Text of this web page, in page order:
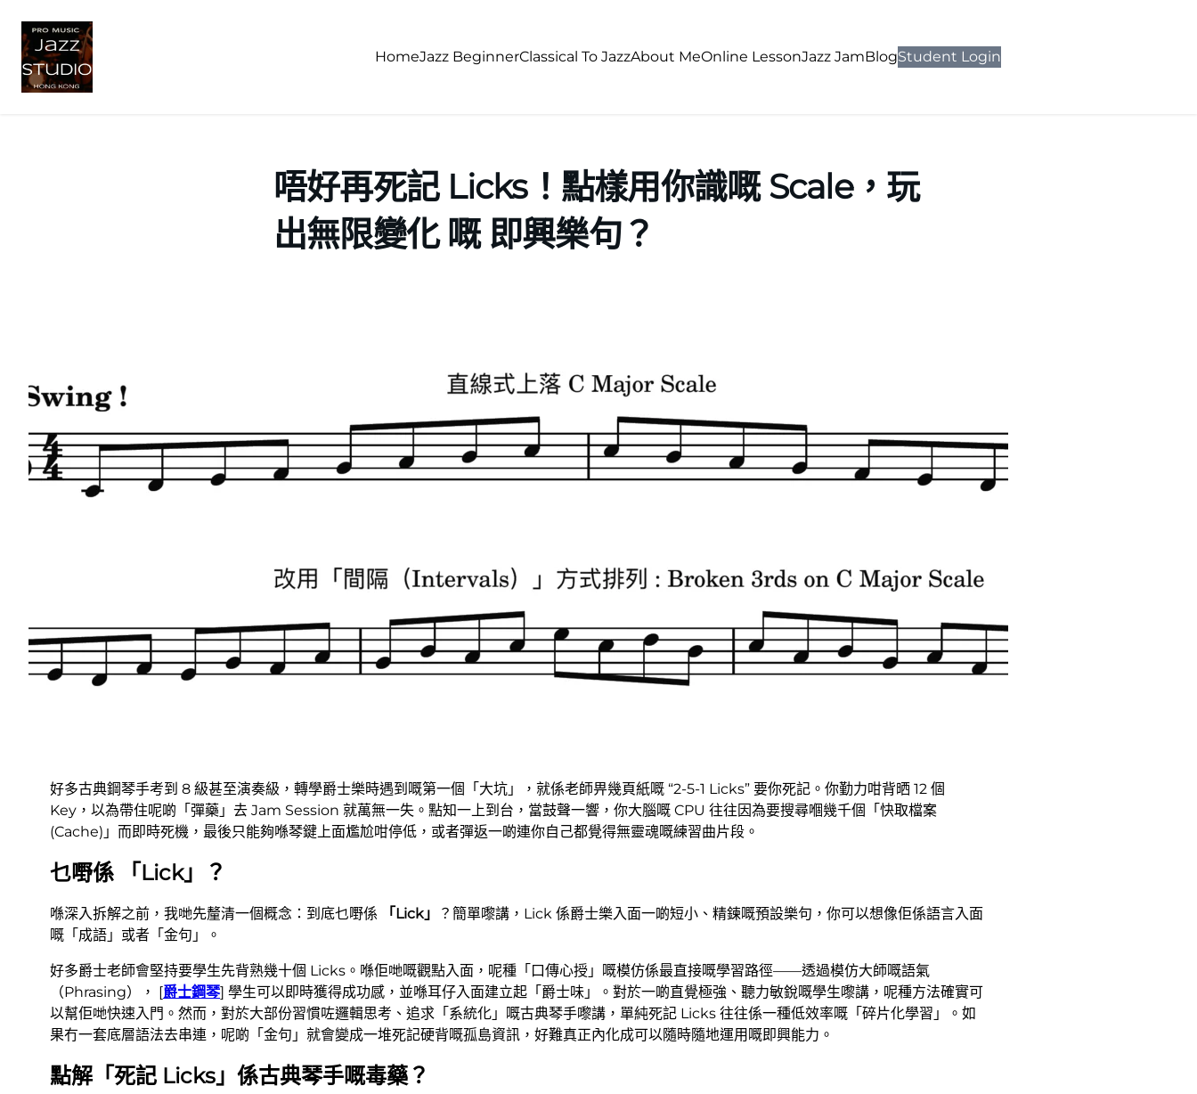
HomeJazz BeginnerClassical To JazzAbout MeOnline LessonJazz JamBlogStudent Login
唔好再死記 Licks！點樣用你識嘅 Scale，玩
出無限變化 嘅 即興樂句？
好多古典鋼琴手考到 8 級甚至演奏級，轉學爵士樂時遇到嘅第一個「大坑」，就係老師畀幾頁紙嘅 “2-5-1 Licks” 要你死記。你勤力咁背晒 12 個
Key，以為帶住呢啲「彈藥」去 Jam Session 就萬無一失。點知一上到台，當鼓聲一響，你大腦嘅 CPU 往往因為要搜尋嗰幾千個「快取檔案
(Cache)」而即時死機，最後只能夠喺琴鍵上面尷尬咁停低，或者彈返一啲連你自己都覺得無靈魂嘅練習曲片段。
乜嘢係 「Lick」 ？
喺深入拆解之前，我哋先釐清一個概念：到底乜嘢係 「Lick」
？簡單嚟講，Lick 係爵士樂入面一啲短小、精鍊嘅預設樂句，你可以想像佢係語言入面
嘅「成語」或者「金句」。
好多爵士老師會堅持要學生先背熟幾十個 Licks。喺佢哋嘅觀點入面，呢種「口傳心授」嘅模仿係最直接嘅學習路徑——透過模仿大師嘅語氣
（Phrasing）， [爵士鋼琴] 學生可以即時獲得成功感，並喺耳仔入面建立起「爵士味」。對於一啲直覺極強、聽力敏銳嘅學生嚟講，呢種方法確實可
以幫佢哋快速入門。然而，對於大部份習慣咗邏輯思考、追求「系統化」嘅古典琴手嚟講，單純死記 Licks 往往係一種低效率嘅「碎片化學習」。如
果冇一套底層語法去串連，呢啲「金句」就會變成一堆死記硬背嘅孤島資訊，好難真正內化成可以隨時隨地運用嘅即興能力。
點解「死記 Licks」係古典琴手嘅毒藥？